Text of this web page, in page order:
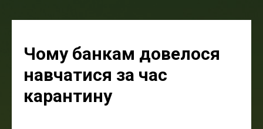
Чому банкам довелося
навчатися за час
карантину